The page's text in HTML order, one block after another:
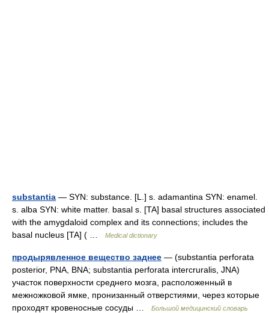
substantia — SYN: substance. [L.] s. adamantina SYN: enamel.
s. alba SYN: white matter. basal s. [TA] basal structures associated
with the amygdaloid complex and its connections; includes the
basal nucleus [TA] ( …
Medical dictionary
продырявленное вещество заднее — (substantia perforata
posterior, PNA, BNA; substantia perforata intercruralis, JNA)
участок поверхности среднего мозга, расположенный в
межножковой ямке, пронизанный отверстиями, через которые
проходят кровеносные сосуды …
Большой медицинский словарь